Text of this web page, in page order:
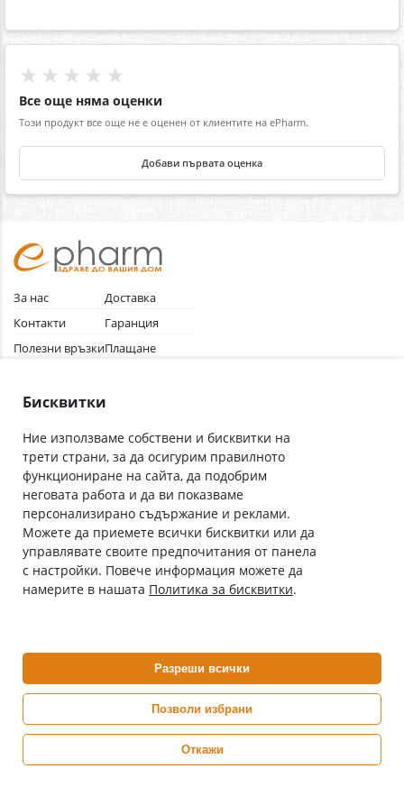
★★★★★
Все още няма оценки
Този продукт все още не е оценен от клиентите на ePharm.
Добави първата оценка
За нас
Контакти
Полезни връзки
Общи условия
Доставка
Гаранция
Плащане
Абонирай се за нашия бюлетин
С абонамента се съгласявам сПолитиката за лични данни.
Онлайн аптека, част от аптеки „Ванчева“
ePharm е лицензирана онлайн аптека от
Изпълнителна Агенция по Лекарствата
0882 444 666
Бисквитки
Ние използваме собствени и бисквитки на
трети страни, за да осигурим правилното
функциониране на сайта, да подобрим
неговата работа и да ви показваме
персонализирано съдържание и реклами.
Можете да приемете всички бисквитки или да
управлявате своите предпочитания от панела
с настройки. Повече информация можете да
намерите в нашата Политика за бисквитки.
Разреши всички
Позволи избрани
Откажи